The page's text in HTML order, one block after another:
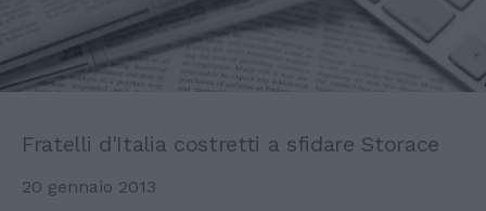
Fratelli d'Italia costretti a sfidare Storace
20 gennaio 2013